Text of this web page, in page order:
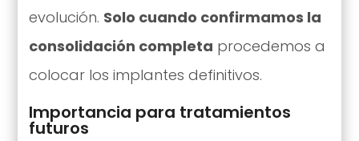
evolución. Solo cuando confirmamos la
consolidación completa procedemos a
colocar los implantes definitivos.
Importancia para tratamientos
futuros